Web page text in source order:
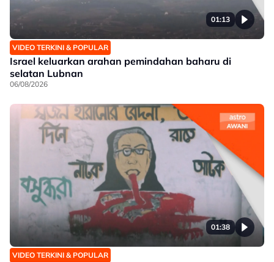
01:13
VIDEO TERKINI & POPULAR
Israel keluarkan arahan pemindahan baharu di
selatan Lubnan
06/08/2026
01:38
VIDEO TERKINI & POPULAR